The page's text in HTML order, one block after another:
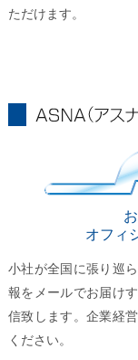
ただけます。
オフィ
小社が全国に張り巡
報をメールでお届け
信致します。企業経
ください。